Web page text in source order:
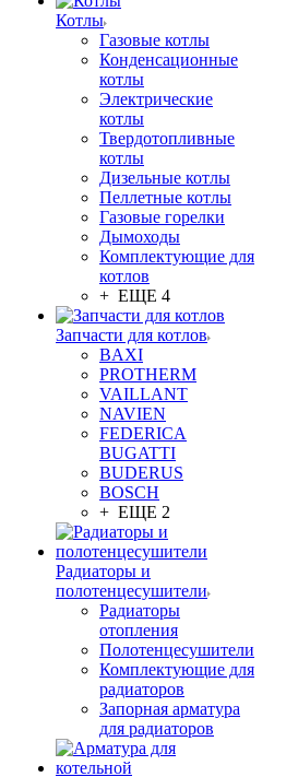
Котлы
Газовые котлы
Конденсационные
котлы
Электрические
котлы
Твердотопливные
котлы
Дизельные котлы
Пеллетные котлы
Газовые горелки
Дымоходы
Комплектующие для
котлов
+ ЕЩЕ 4
Запчасти для котлов
BAXI
PROTHERM
VAILLANT
NAVIEN
FEDERICA
BUGATTI
BUDERUS
BOSCH
+ ЕЩЕ 2
Радиаторы и
полотенцесушители
Радиаторы
отопления
Полотенцесушители
Комплектующие для
радиаторов
Запорная арматура
для радиаторов